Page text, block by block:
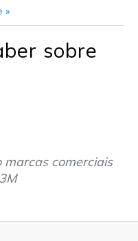
»
sobre
marcas comerciais